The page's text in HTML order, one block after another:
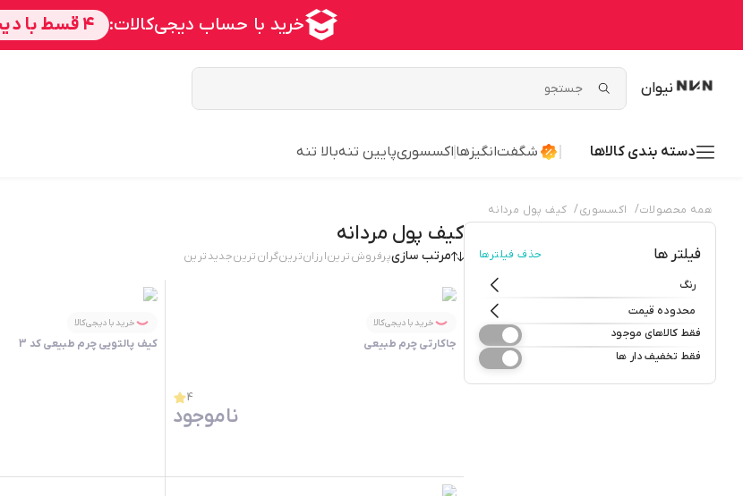
نیوان
دسته بندی کالاها شگفت‌انگیزها اکسسوریپایین تنهبالا تنه
همه محصولات/ اکسسوری/ کیف پول مردانه
فیلتر ها حذف فیلترها
رنگ
محدوده قیمت
فقط کالاهای موجود
فقط تخفیف دار ها
کیف پول مردانه
مرتب سازیپرفروش‌ترینارزان‌ترینگران‌ترینجدید‌ترین
خرید با دیجی‌کالا
جاکارتی چرم طبیعی
4
ناموجود
خرید با دیجی‌کالا
کیف پالتویی چرم طبیعی کد 3